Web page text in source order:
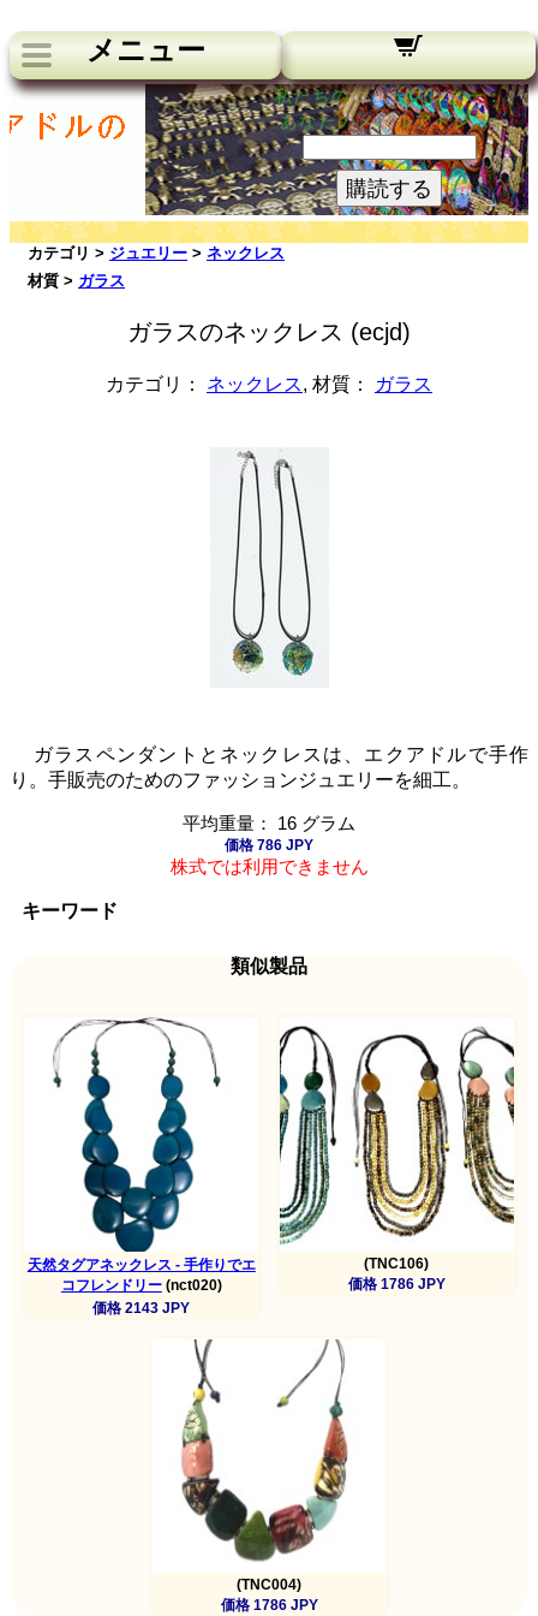
メニュー
私たちのニュースレター：
あなたのメールアドレス:
購読する
カテゴリ > ジュエリー > ネックレス
材質 > ガラス
ガラスのネックレス (ecjd)
カテゴリ： ネックレス, 材質： ガラス
ガラスペンダントとネックレスは、エクアドルで手作
り。手販売のためのファッションジュエリーを細工。
平均重量： 16 グラム
価格 786 JPY
株式では利用できません
キーワード
類似製品
天然タグアネックレス - 手作りでエ
コフレンドリー(nct020)
価格 2143 JPY
(TNC106)
価格 1786 JPY
(TNC004)
価格 1786 JPY